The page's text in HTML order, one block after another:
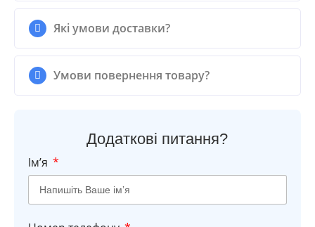
Які умови доставки?
Умови повернення товару?
Додаткові питання?
Імʼя